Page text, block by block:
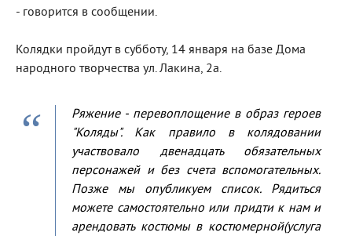
- говорится в сообщении.
Колядки пройдут в субботу, 14 января на базе Дома
народного творчества ул. Лакина, 2а.
Ряжение - перевоплощение в образ героев
"Коляды". Как правило в колядовании
участвовало двенадцать обязательных
персонажей и без счета вспомогательных.
Позже мы опубликуем список. Рядиться
можете самостоятельно или придти к нам и
арендовать костюмы в костюмерной(услуга